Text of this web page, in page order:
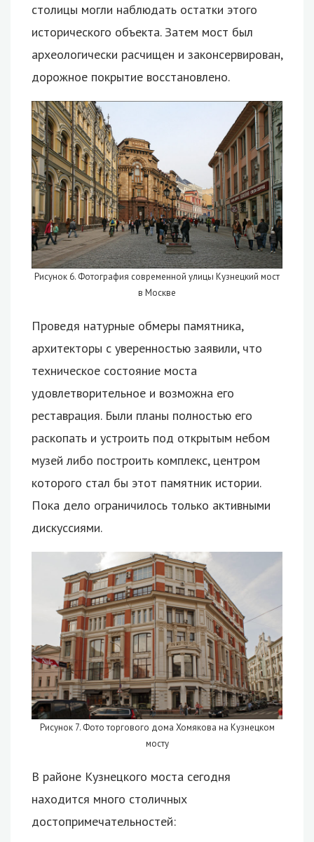
столицы могли наблюдать остатки этого
исторического объекта. Затем мост был
археологически расчищен и законсервирован,
дорожное покрытие восстановлено.
Рисунок 6. Фотография современной улицы Кузнецкий мост
в Москве
Проведя натурные обмеры памятника,
архитекторы с уверенностью заявили, что
техническое состояние моста
удовлетворительное и возможна его
реставрация. Были планы полностью его
раскопать и устроить под открытым небом
музей либо построить комплекс, центром
которого стал бы этот памятник истории.
Пока дело ограничилось только активными
дискуссиями.
Рисунок 7. Фото торгового дома Хомякова на Кузнецком
мосту
В районе Кузнецкого моста сегодня
находится много столичных
достопримечательностей: